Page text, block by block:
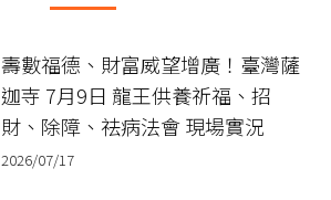
壽數福德、財富威望增廣！臺灣薩
迦寺 7月9日 龍王供養祈福、招
財、除障、祛病法會 現場實況
2026/07/17